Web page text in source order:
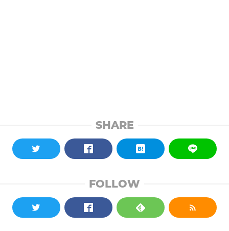
SHARE
FOLLOW